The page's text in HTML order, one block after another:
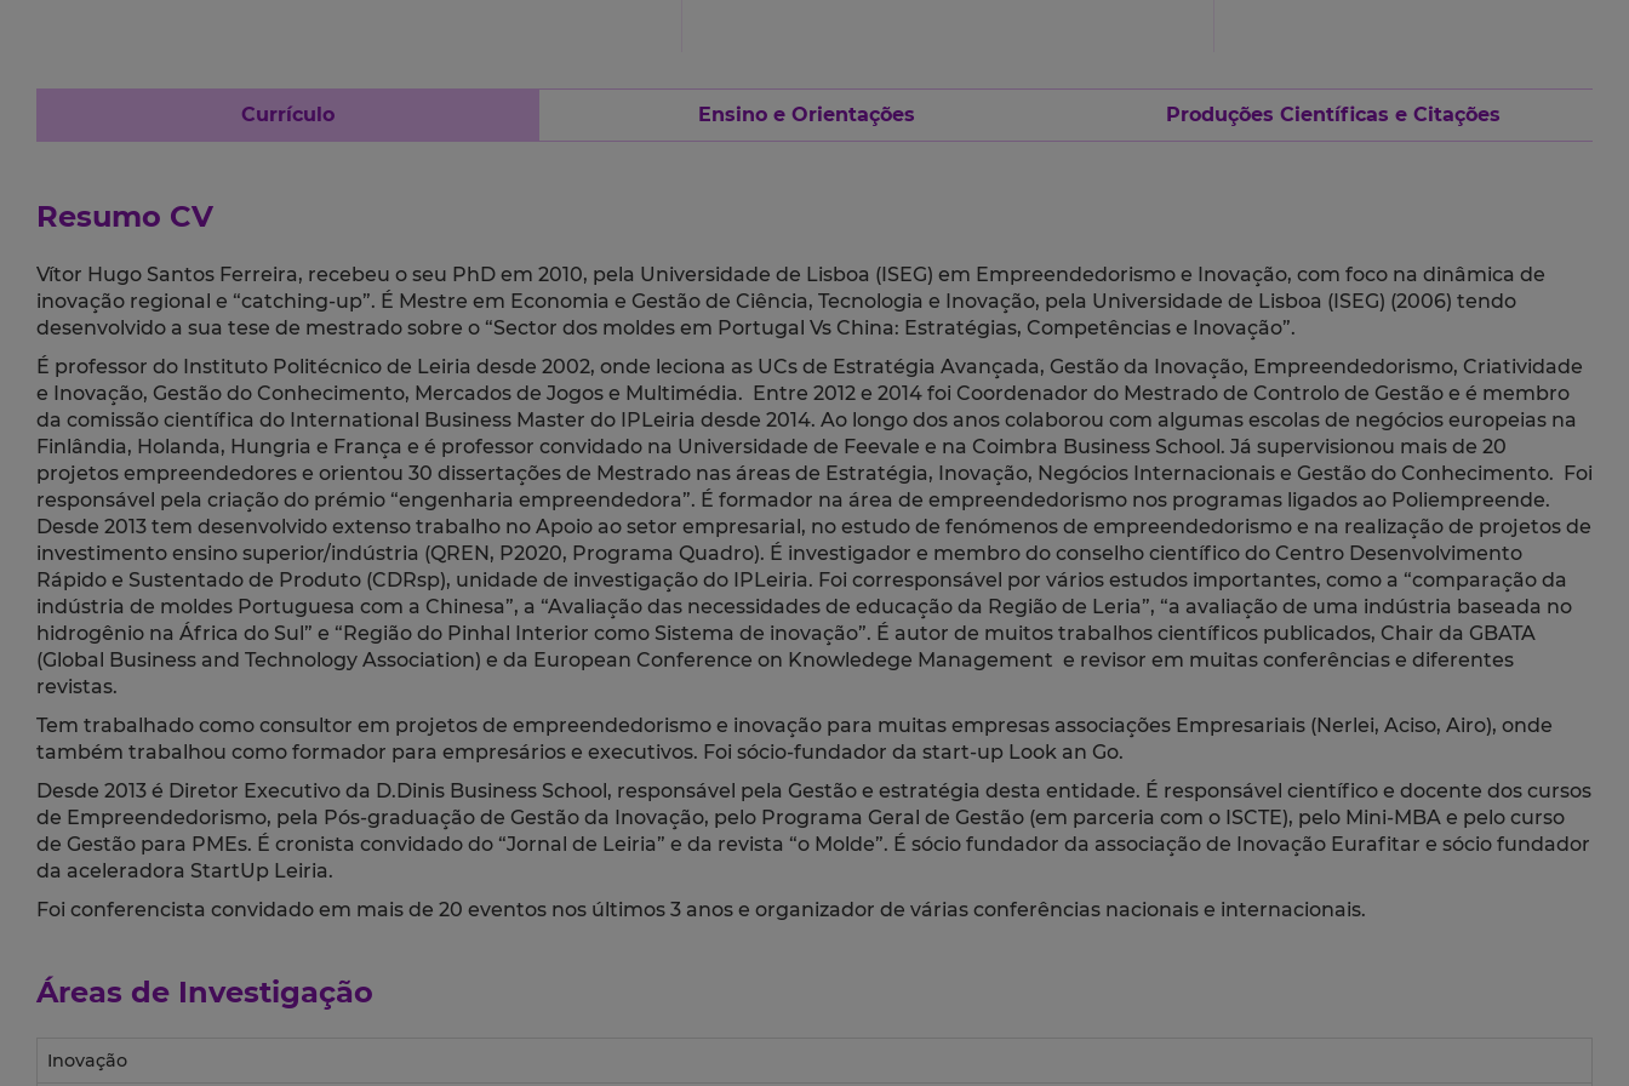
Currículo Ensino e Orientações Produções Científicas e Citações
Resumo CV
Vítor Hugo Santos Ferreira, recebeu o seu PhD em 2010, pela Universidade de Lisboa (ISEG) em Empreendedorismo e Inovação, com foco na dinâmica de
inovação regional e “catching-up”. É Mestre em Economia e Gestão de Ciência, Tecnologia e Inovação, pela Universidade de Lisboa (ISEG) (2006) tendo
desenvolvido a sua tese de mestrado sobre o “Sector dos moldes em Portugal Vs China: Estratégias, Competências e Inovação”.
É professor do Instituto Politécnico de Leiria desde 2002, onde leciona as UCs de Estratégia Avançada, Gestão da Inovação, Empreendedorismo, Criatividade
e Inovação, Gestão do Conhecimento, Mercados de Jogos e Multimédia. Entre 2012 e 2014 foi Coordenador do Mestrado de Controlo de Gestão e é membro
da comissão científica do International Business Master do IPLeiria desde 2014. Ao longo dos anos colaborou com algumas escolas de negócios europeias na
Finlândia, Holanda, Hungria e França e é professor convidado na Universidade de Feevale e na Coimbra Business School. Já supervisionou mais de 20
projetos empreendedores e orientou 30 dissertações de Mestrado nas áreas de Estratégia, Inovação, Negócios Internacionais e Gestão do Conhecimento. Foi
responsável pela criação do prémio “engenharia empreendedora”. É formador na área de empreendedorismo nos programas ligados ao Poliempreende.
Desde 2013 tem desenvolvido extenso trabalho no Apoio ao setor empresarial, no estudo de fenómenos de empreendedorismo e na realização de projetos de
investimento ensino superior/indústria (QREN, P2020, Programa Quadro). É investigador e membro do conselho científico do Centro Desenvolvimento
Rápido e Sustentado de Produto (CDRsp), unidade de investigação do IPLeiria. Foi corresponsável por vários estudos importantes, como a “comparação da
indústria de moldes Portuguesa com a Chinesa”, a “Avaliação das necessidades de educação da Região de Leria”, “a avaliação de uma indústria baseada no
hidrogênio na África do Sul” e “Região do Pinhal Interior como Sistema de inovação”. É autor de muitos trabalhos científicos publicados, Chair da GBATA
(Global Business and Technology Association) e da European Conference on Knowledege Management e revisor em muitas conferências e diferentes
revistas.
Tem trabalhado como consultor em projetos de empreendedorismo e inovação para muitas empresas associações Empresariais (Nerlei, Aciso, Airo), onde
também trabalhou como formador para empresários e executivos. Foi sócio-fundador da start-up Look an Go.
Desde 2013 é Diretor Executivo da D.Dinis Business School, responsável pela Gestão e estratégia desta entidade. É responsável científico e docente dos cursos
de Empreendedorismo, pela Pós-graduação de Gestão da Inovação, pelo Programa Geral de Gestão (em parceria com o ISCTE), pelo Mini-MBA e pelo curso
de Gestão para PMEs. É cronista convidado do “Jornal de Leiria” e da revista “o Molde”. É sócio fundador da associação de Inovação Eurafitar e sócio fundador
da aceleradora StartUp Leiria.
Foi conferencista convidado em mais de 20 eventos nos últimos 3 anos e organizador de várias conferências nacionais e internacionais.
Áreas de Investigação
Inovação